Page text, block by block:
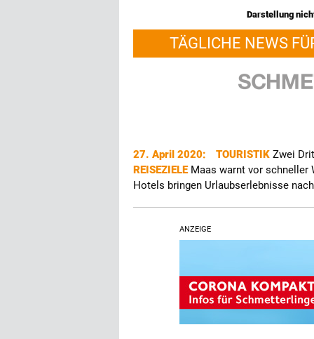
Darstellung
TÄGLICHE NEWS
27. April 2020: TOURISTIK Zwei
REISEZIELE Maas warnt vor
Hotels bringen Urlaubserlebnisse
ANZEIGE